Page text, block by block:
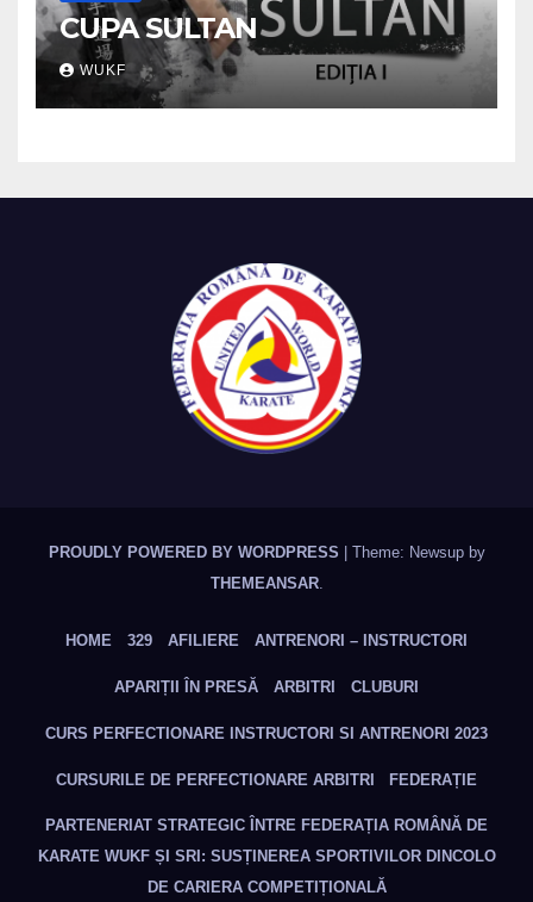
CUPA SULTAN
WUKF
PROUDLY POWERED BY WORDPRESS
Theme: Newsup by
THEMEANSAR.
HOME 329 AFILIERE ANTRENORI – INSTRUCTORI
APARIȚII ÎN PRESĂ ARBITRI CLUBURI
CURS PERFECTIONARE INSTRUCTORI SI ANTRENORI 2023
CURSURILE DE PERFECTIONARE ARBITRI FEDERAȚIE
PARTENERIAT STRATEGIC ÎNTRE FEDERAȚIA ROMÂNĂ DE
KARATE WUKF ȘI SRI: SUSȚINEREA SPORTIVILOR DINCOLO
DE CARIERA COMPETIȚIONALĂ